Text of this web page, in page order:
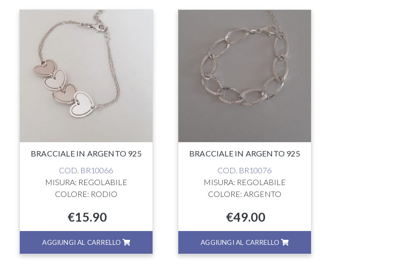
BRACCIALE IN ARGENTO 925
COD. BR10066
MISURA: REGOLABILE
COLORE: RODIO
€15.90
AGGIUNGI AL CARRELLO
BRACCIALE IN ARGENTO 925
COD. BR10076
MISURA: REGOLABILE
COLORE: ARGENTO
€49.00
AGGIUNGI AL CARRELLO